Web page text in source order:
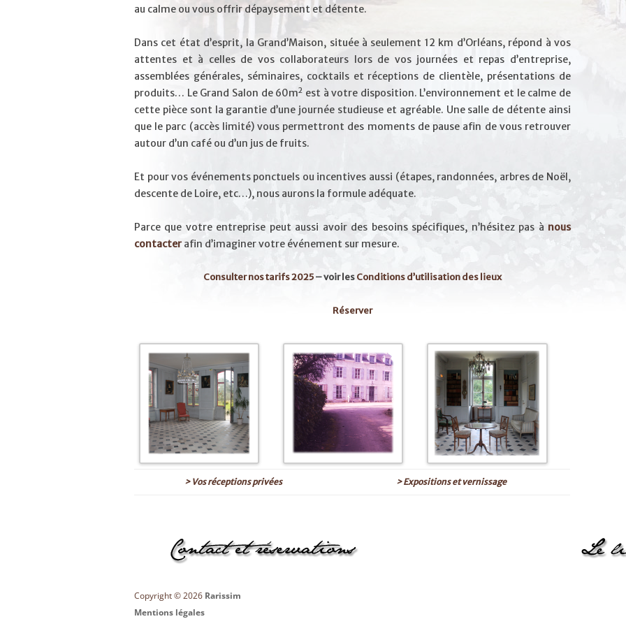
au calme ou vous offrir dépaysement et détente.
Dans cet état d’esprit, la Grand’Maison, située à seulement 12 km d’Orléans, répond à vos
attentes et à celles de vos collaborateurs lors de vos journées et repas d’entreprise,
assemblées générales, séminaires, cocktails et réceptions de clientèle, présentations de
produits… Le Grand Salon de 60m2 est à votre disposition. L’environnement et le calme de
cette pièce sont la garantie d’une journée studieuse et agréable. Une salle de détente ainsi
que le parc (accès limité) vous permettront des moments de pause afin de vous retrouver
autour d’un café ou d’un jus de fruits.
Et pour vos événements ponctuels ou incentives aussi (étapes, randonnées, arbres de Noël,
descente de Loire, etc…), nous aurons la formule adéquate.
Parce que votre entreprise peut aussi avoir des besoins spécifiques, n’hésitez pas à nous
contacter afin d’imaginer votre événement sur mesure.
Consulter nos tarifs 2025– voir lesConditions d’utilisation des lieux
Réserver
> Vos réceptions privées > Expositions et vernissage
Copyright © 2026 Rarissim
Mentions légales